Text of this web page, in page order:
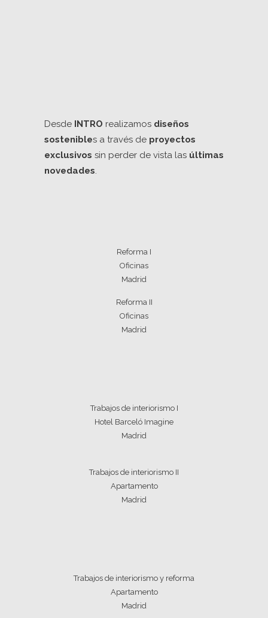
Desde INTRO realizamos diseños
sostenibles a través de proyectos
exclusivos sin perder de vista las últimas
novedades.
Reforma I
Oficinas
Madrid
Reforma II
Oficinas
Madrid
Trabajos de interiorismo I
Hotel Barceló Imagine
Madrid
Trabajos de interiorismo II
Apartamento
Madrid
Trabajos de interiorismo y reforma
Apartamento
Madrid